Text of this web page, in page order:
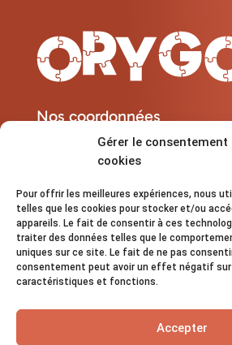
Gérer le consentement
cookies
Pour offrir les meilleures expériences, nous
telles que les cookies pour stocker et/ou
appareils. Le fait de consentir à ces
traiter des données telles que le
uniques sur ce site. Le fait de ne pas
consentement peut avoir un effet négatif
caractéristiques et fonctions.
Accepter
Nos coordonnées
contact@orygone.fr
13600 - La Ciotat
 Lundi au Samedi : 08h - 20h
Suivez-nous sur les réseaux